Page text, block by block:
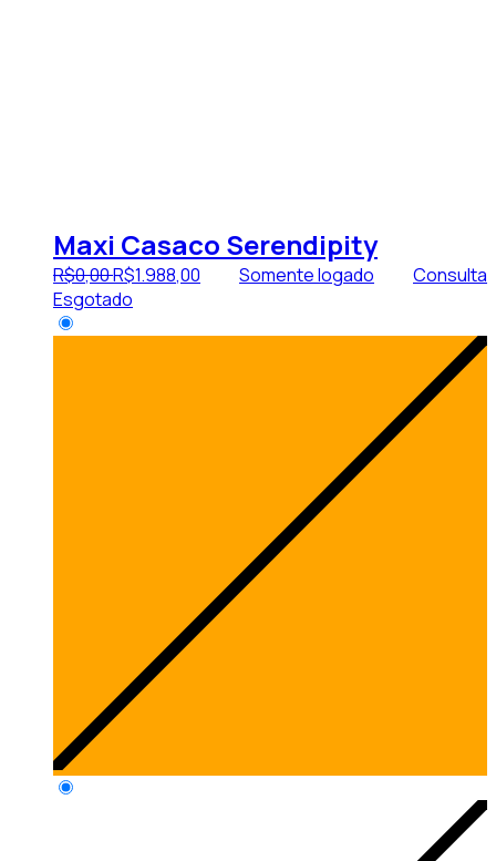
Maxi Casaco Serendipity
R$0,00R$1.988,00 Somente logado
Consulta
Esgotado